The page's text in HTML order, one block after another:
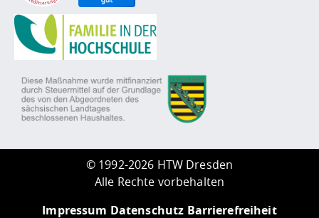
© 1992-2026 HTW Dresden
Alle Rechte vorbehalten
Impressum Datenschutz Barrierefreiheit